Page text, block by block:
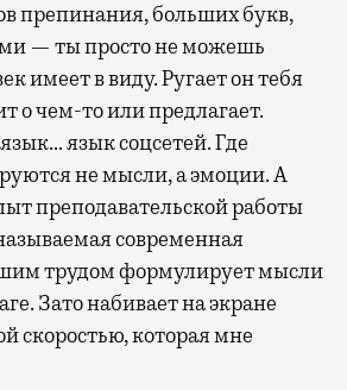
препинания, больших букв,
— ты просто не можешь
имеет в виду. Ругает он тебя
о чем-то или предлагает.
язык соцсетей. Где
не мысли, а эмоции. А
преподавательской работы
современная
трудом формулирует мысли
Зато набивает на экране
скоростью, которая мне